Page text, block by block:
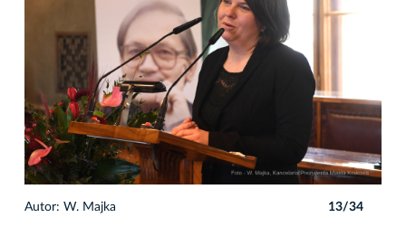
Autor: W. Majka 13/34